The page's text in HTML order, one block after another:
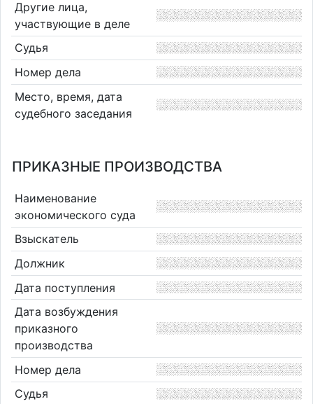
Другие лица,
участвующие в деле
Судья
Номер дела
Место, время, дата
судебного заседания
ПРИКАЗНЫЕ ПРОИЗВОДСТВА
Наименование
экономического суда
Взыскатель
Должник
Дата поступления
Дата возбуждения
приказного
производства
Номер дела
Судья